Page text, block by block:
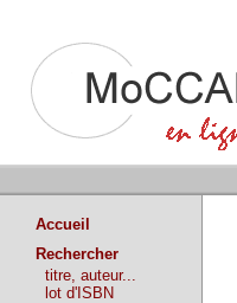
Accueil
Rechercher
titre, auteur...
lot d'ISBN